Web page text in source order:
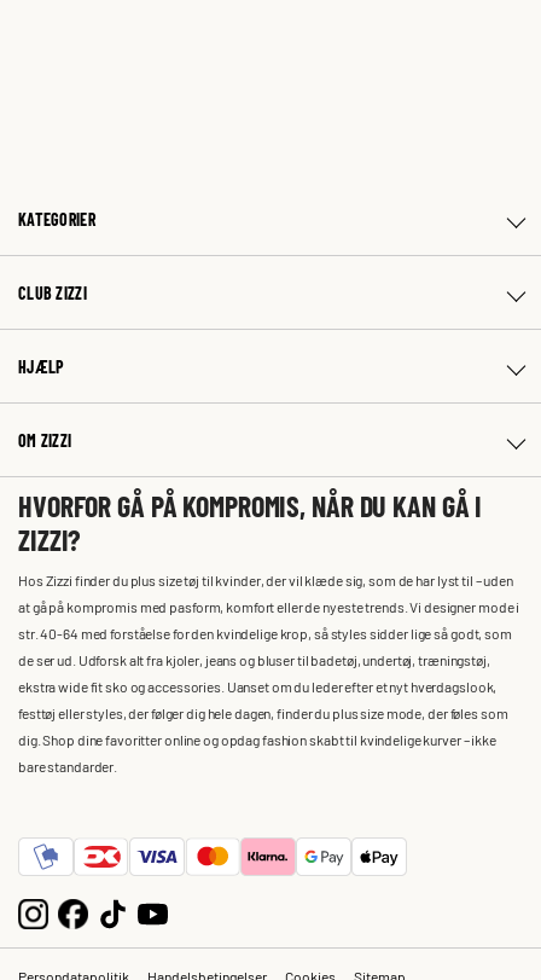
KATEGORIER
CLUB ZIZZI
HJÆLP
OM ZIZZI
HVORFOR GÅ PÅ KOMPROMIS, NÅR DU KAN GÅ I
ZIZZI?
Hos Zizzi finder du plus size tøj til kvinder, der vil klæde sig, som de har lyst til – uden
at gå på kompromis med pasform, komfort eller de nyeste trends. Vi designer mode i
str. 40-64 med forståelse for den kvindelige krop, så styles sidder lige så godt, som
de ser ud. Udforsk alt fra kjoler, jeans og bluser til badetøj, undertøj, træningstøj,
ekstra wide fit sko og accessories. Uanset om du leder efter et nyt hverdagslook,
festtøj eller styles, der følger dig hele dagen, finder du plus size mode, der føles som
dig. Shop dine favoritter online og opdag fashion skabt til kvindelige kurver – ikke
bare standarder.